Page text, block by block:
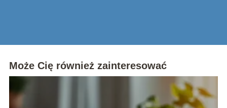
Może Cię również zainteresować